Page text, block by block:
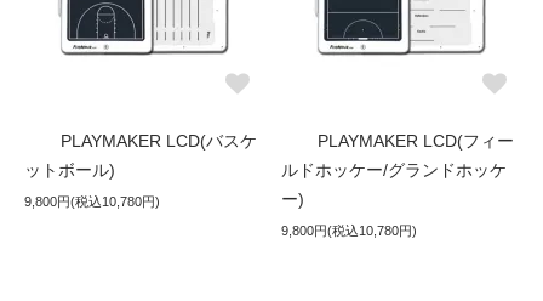
PLAYMAKER LCD(バスケ
ットボール)
9,800円(税込10,780円)
PLAYMAKER LCD(フィー
ルドホッケー/グランドホッケ
ー)
9,800円(税込10,780円)